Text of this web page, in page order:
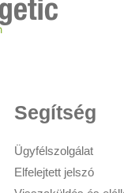
Segítség
Ügyfélszolgálat
Elfelejtett jelszó